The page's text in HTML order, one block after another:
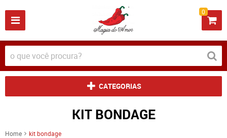
0
CATEGORIAS
KIT BONDAGE
Home kit bondage